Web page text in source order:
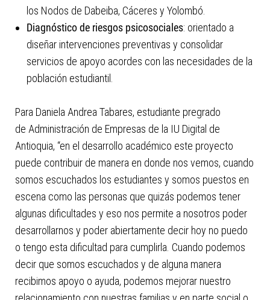
los Nodos de Dabeiba, Cáceres y Yolombó.
Diagnóstico de riesgos psicosociales: orientado a
diseñar intervenciones preventivas y consolidar
servicios de apoyo acordes con las necesidades de la
población estudiantil.
Para Daniela Andrea Tabares, estudiante pregrado
de Administración de Empresas de la IU Digital de
Antioquia, “en el desarrollo académico este proyecto
puede contribuir de manera en donde nos vemos, cuando
somos escuchados los estudiantes y somos puestos en
escena como las personas que quizás podemos tener
algunas dificultades y eso nos permite a nosotros poder
desarrollarnos y poder abiertamente decir hoy no puedo
o tengo esta dificultad para cumplirla. Cuando podemos
decir que somos escuchados y de alguna manera
recibimos apoyo o ayuda, podemos mejorar nuestro